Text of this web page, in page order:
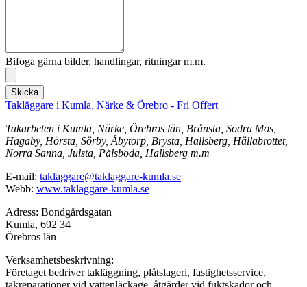
Bifoga gärna bilder, handlingar, ritningar m.m.
Skicka
Takläggare i Kumla, Närke & Örebro - Fri Offert
Takarbeten i Kumla, Närke, Örebros län, Brånsta, Södra Mos,
Hagaby, Hörsta, Sörby, Åbytorp, Brysta, Hallsberg, Hällabrottet,
Norra Sanna, Julsta, Pålsboda, Hallsberg m.m
E-mail: taklaggare@taklaggare-kumla.se
Webb: www.taklaggare-kumla.se
Adress: Bondgårdsgatan
Kumla, 692 34
Örebros län
Verksamhetsbeskrivning:
Företaget bedriver takläggning, plåtslageri, fastighetsservice,